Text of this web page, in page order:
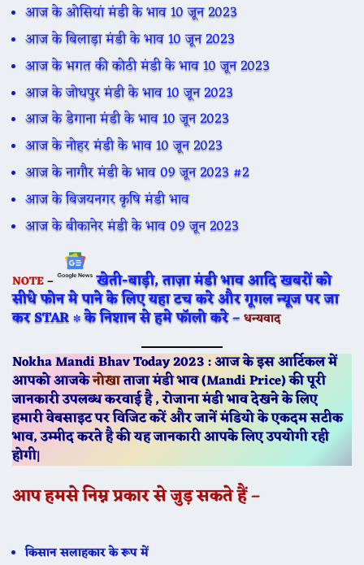
आज के ओसियां मंडी के भाव 10 जून 2023
आज के बिलाड़ा मंडी के भाव 10 जून 2023
आज के भगत की कोठी मंडी के भाव 10 जून 2023
आज के जोधपुर मंडी के भाव 10 जून 2023
आज के डेगाना मंडी के भाव 10 जून 2023
आज के नोहर मंडी के भाव 10 जून 2023
आज के नागौर मंडी के भाव 09 जून 2023 #2
आज के बिजयनगर कृषि मंडी भाव
आज के बीकानेर मंडी के भाव 09 जून 2023
NOTE– खेती-बाड़ी, ताज़ा मंडी भाव आदि खबरों को
सीधे फोन मे पाने के लिए यहा टच करे और गूगल न्यूज पर जा
कर STAR ∗ के निशान से हमे फॉलो करे – धन्यवाद
Nokha Mandi Bhav Today 2023 : आज के इस आर्टिकल में
आपको आजकेनोखाताजा मंडी भाव (Mandi Price) की पूरी
जानकारी उपलब्ध करवाई है , रोजाना मंडी भाव देखने के लिए
हमारी वेबसाइट पर विजिट करें और जानें मंडियो के एकदम सटीक
भाव, उम्मीद करते है की यह जानकारी आपके लिए उपयोगी रही
होगी|
आप हमसे निम्न प्रकार से जुड़ सकते हैं –
किसान सलाहकार के रूप में